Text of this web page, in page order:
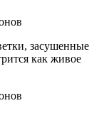
засушенные
как живое